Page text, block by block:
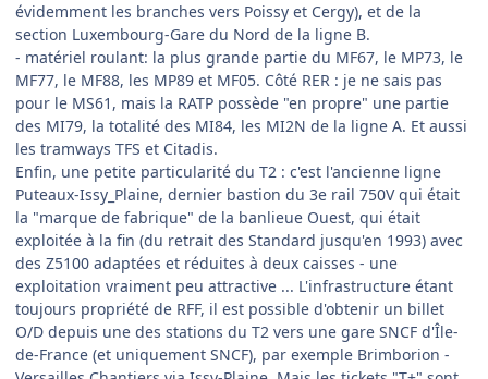
évidemment les branches vers Poissy et Cergy), et de la
section Luxembourg-Gare du Nord de la ligne B.
- matériel roulant: la plus grande partie du MF67, le MP73, le
MF77, le MF88, les MP89 et MF05. Côté RER : je ne sais pas
pour le MS61, mais la RATP possède "en propre" une partie
des MI79, la totalité des MI84, les MI2N de la ligne A. Et aussi
les tramways TFS et Citadis.
Enfin, une petite particularité du T2 : c'est l'ancienne ligne
Puteaux-Issy_Plaine, dernier bastion du 3e rail 750V qui était
la "marque de fabrique" de la banlieue Ouest, qui était
exploitée à la fin (du retrait des Standard jusqu'en 1993) avec
des Z5100 adaptées et réduites à deux caisses - une
exploitation vraiment peu attractive ... L'infrastructure étant
toujours propriété de RFF, il est possible d'obtenir un billet
O/D depuis une des stations du T2 vers une gare SNCF d'Île-
de-France (et uniquement SNCF), par exemple Brimborion -